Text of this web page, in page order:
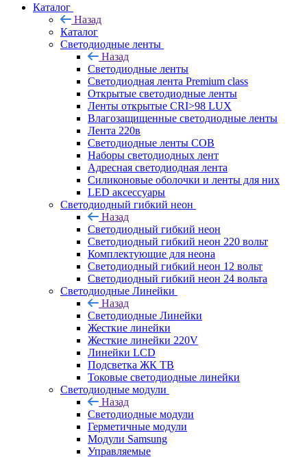
Каталог
Назад
Каталог
Светодиодные ленты
Назад
Светодиодные ленты
Светодиодная лента Premium class
Открытые светодиодные ленты
Ленты открытые CRI>98 LUX
Влагозащищенные светодиодные ленты
Лента 220в
Светодиодные ленты COB
Наборы светодиодных лент
Адресная светодиодная лента
Силиконовые оболочки и ленты для них
LED аксессуары
Светодиодный гибкий неон
Назад
Светодиодный гибкий неон
Светодиодный гибкий неон 220 вольт
Комплектующие для неона
Светодиодный гибкий неон 12 вольт
Светодиодный гибкий неон 24 вольта
Светодиодные Линейки
Назад
Светодиодные Линейки
Жесткие линейки
Жесткие линейки 220V
Линейки LCD
Подсветка ЖК ТВ
Токовые светодиодные линейки
Светодиодные модули
Назад
Светодиодные модули
Герметичные модули
Модули Samsung
Управляемые